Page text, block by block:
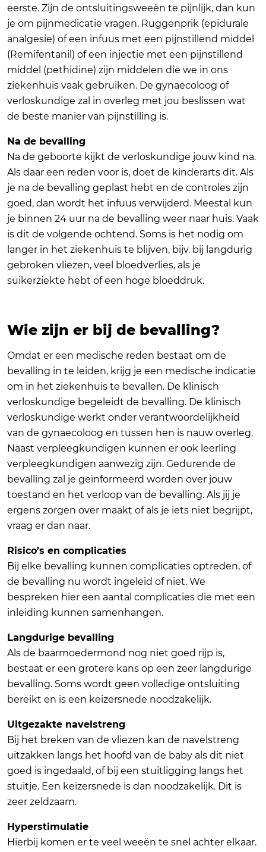
eerste. Zijn de ontsluitingsweeën te pijnlijk, dan kun
je om pijnmedicatie vragen. Ruggenprik (epidurale
analgesie) of een infuus met een pijnstillend middel
(Remifentanil) of een injectie met een pijnstillend
middel (pethidine) zijn middelen die we in ons
ziekenhuis vaak gebruiken. De gynaecoloog of
verloskundige zal in overleg met jou beslissen wat
de beste manier van pijnstilling is.
Na de bevalling
Na de geboorte kijkt de verloskundige jouw kind na.
Als daar een reden voor is, doet de kinderarts dit. Als
je na de bevalling geplast hebt en de controles zijn
goed, dan wordt het infuus verwijderd. Meestal kun
je binnen 24 uur na de bevalling weer naar huis. Vaak
is dit de volgende ochtend. Soms is het nodig om
langer in het ziekenhuis te blijven, bijv. bij langdurig
gebroken vliezen, veel bloedverlies, als je
suikerziekte hebt of een hoge bloeddruk.
Wie zijn er bij de bevalling?
Omdat er een medische reden bestaat om de
bevalling in te leiden, krijg je een medische indicatie
om in het ziekenhuis te bevallen. De klinisch
verloskundige begeleidt de bevalling. De klinisch
verloskundige werkt onder verantwoordelijkheid
van de gynaecoloog en tussen hen is nauw overleg.
Naast verpleegkundigen kunnen er ook leerling
verpleegkundigen aanwezig zijn. Gedurende de
bevalling zal je geïnformeerd worden over jouw
toestand en het verloop van de bevalling. Als jij je
ergens zorgen over maakt of als je iets niet begrijpt,
vraag er dan naar.
Risico’s en complicaties
Bij elke bevalling kunnen complicaties optreden, of
de bevalling nu wordt ingeleid of niet. We
bespreken hier een aantal complicaties die met een
inleiding kunnen samenhangen.
Langdurige bevalling
Als de baarmoedermond nog niet goed rijp is,
bestaat er een grotere kans op een zeer langdurige
bevalling. Soms wordt geen volledige ontsluiting
bereikt en is een keizersnede noodzakelijk.
Uitgezakte navelstreng
Bij het breken van de vliezen kan de navelstreng
uitzakken langs het hoofd van de baby als dit niet
goed is ingedaald, of bij een stuitligging langs het
stuitje. Een keizersnede is dan noodzakelijk. Dit is
zeer zeldzaam.
Hyperstimulatie
Hierbij komen er te veel weeën te snel achter elkaar.